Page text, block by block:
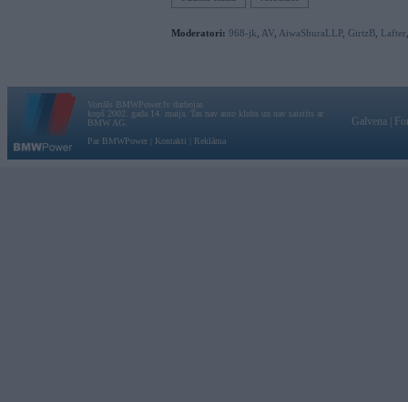
Moderatori: 968-jk AV AiwaShuraLLP, GirtzB Lafter
Vortāls BMWPower.lv darbojas
kopš 2002. gada 14. maija. Tas nav auto klubs un nav saistīts ar
BMW AG.
Par BMWPower
Kontakti Reklāma
Galvena